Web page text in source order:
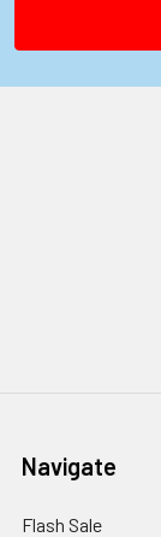
Navigate
Flash Sale